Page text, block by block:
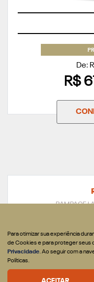
De:
R$
RAMPAGE
Para otimizar sua experiência
de Cookies e para proteger seus
Privacidade. Ao seguir com a
Políticas.